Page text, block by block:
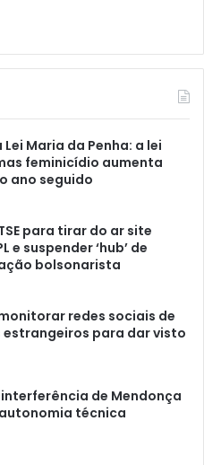
Maria da Penha: a lei
feminicídio aumenta
ano seguido
para tirar do ar site
e suspender ‘hub’ de
bolsonarista
redes sociais de
para dar visto
interferência de Mendonça
técnica